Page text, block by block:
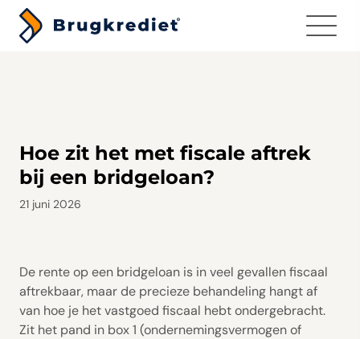
Menu
Hoe zit het met fiscale aftrek
bij een bridgeloan?
21 juni 2026
De rente op een bridgeloan is in veel gevallen fiscaal
aftrekbaar, maar de precieze behandeling hangt af
van hoe je het vastgoed fiscaal hebt ondergebracht.
Zit het pand in box 1 (ondernemingsvermogen of